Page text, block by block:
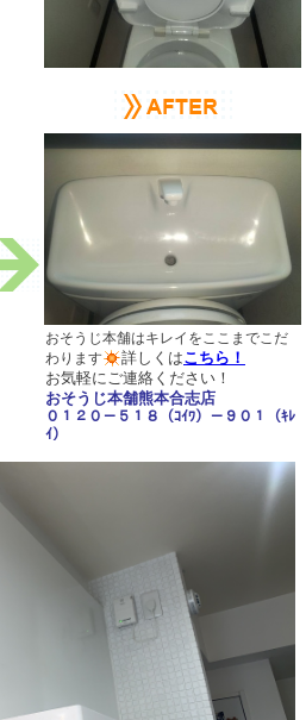
おそうじ本舗はキレイをここまでこだ
わります
詳しくはこちら！
お気軽にご連絡ください！
おそうじ本舗熊本合志店
０１２０－５１８（ｺｲﾜ）－９０１（ｷﾚ
ｲ）